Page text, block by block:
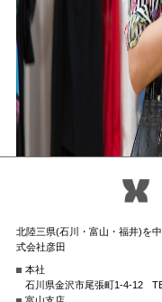
北陸三県(石川・富山・福井)を
式会社彦田
本社
石川県金沢市尾張町1-4-12